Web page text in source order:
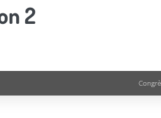
2